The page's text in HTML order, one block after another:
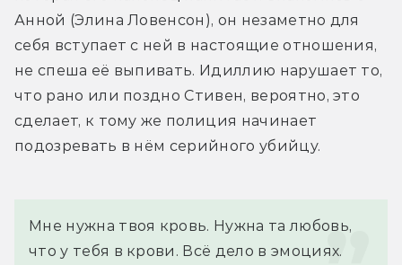
Анной (Элина Ловенсон), он незаметно для
себя вступает с ней в настоящие отношения,
не спеша её выпивать. Идиллию нарушает то,
что рано или поздно Стивен, вероятно, это
сделает, к тому же полиция начинает
подозревать в нём серийного убийцу.
Мне нужна твоя кровь. Нужна та любовь,
что у тебя в крови. Всё дело в эмоциях.